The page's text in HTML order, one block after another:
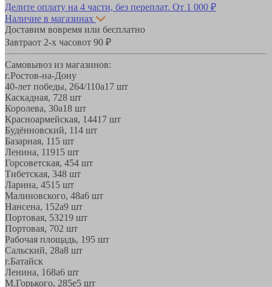
Делите оплату на 4 части, без переплат. От 1 000 ₽
Наличие в магазинах
Доставим вовремя или бесплатно
Завтраот 2-х часовот 90 ₽
Самовывоз из магазинов:
г.Ростов-на-Дону
40-лет победы, 264/110а17 шт
Каскадная, 728 шт
Королева, 30а18 шт
Красноармейская, 14417 шт
Будённовский, 114 шт
Базарная, 11 5 шт
Ленина, 11915 шт
Горсоветская, 454 шт
Тибетская, 348 шт
Ларина, 4515 шт
Малиновского, 48а6 шт
Нансена, 152а9 шт
Портовая, 53219 шт
Портовая, 702 шт
Рабочая площадь, 195 шт
Сальский, 28a8 шт
г.Батайск
Ленина, 168а6 шт
М.Горького, 285е5 шт